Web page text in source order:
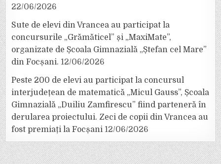
22/06/2026
Sute de elevi din Vrancea au participat la
concursurile „Grămăticel” și „MaxiMate”,
organizate de Școala Gimnazială „Ștefan cel Mare”
din Focșani. 12/06/2026
Peste 200 de elevi au participat la concursul
interjudețean de matematică „Micul Gauss”, Școala
Gimnazială „Duiliu Zamfirescu” fiind parteneră în
derularea proiectului. Zeci de copii din Vrancea au
fost premiați la Focșani 12/06/2026